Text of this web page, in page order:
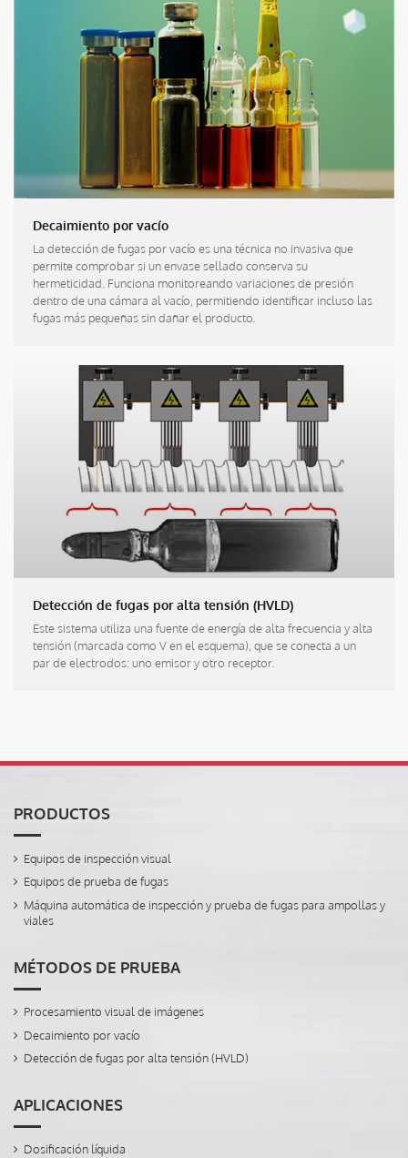
Decaimiento por vacío
La detección de fugas por vacío es una técnica no invasiva que
permite comprobar si un envase sellado conserva su
hermeticidad. Funciona monitoreando variaciones de presión
dentro de una cámara al vacío, permitiendo identificar incluso las
fugas más pequeñas sin dañar el producto.
Detección de fugas por alta tensión (HVLD)
Este sistema utiliza una fuente de energía de alta frecuencia y alta
tensión (marcada como V en el esquema), que se conecta a un
par de electrodos: uno emisor y otro receptor.
PRODUCTOS
Equipos de inspección visual
Equipos de prueba de fugas
Máquina automática de inspección y prueba de fugas para ampollas y
viales
MÉTODOS DE PRUEBA
Procesamiento visual de imágenes
Decaimiento por vacío
Detección de fugas por alta tensión (HVLD)
APLICACIONES
Dosificación líquida